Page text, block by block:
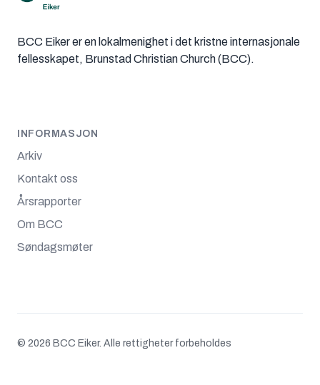
BCC Eiker er en lokalmenighet i det kristne internasjonale
fellesskapet, Brunstad Christian Church (BCC).
INFORMASJON
Arkiv
Kontakt oss
Årsrapporter
Om BCC
Søndagsmøter
© 2026 BCC Eiker. Alle rettigheter forbeholdes